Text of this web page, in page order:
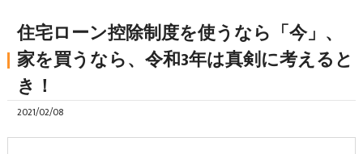
住宅ローン控除制度を使うなら「今」、
家を買うなら、令和3年は真剣に考えると
き！
2021/02/08